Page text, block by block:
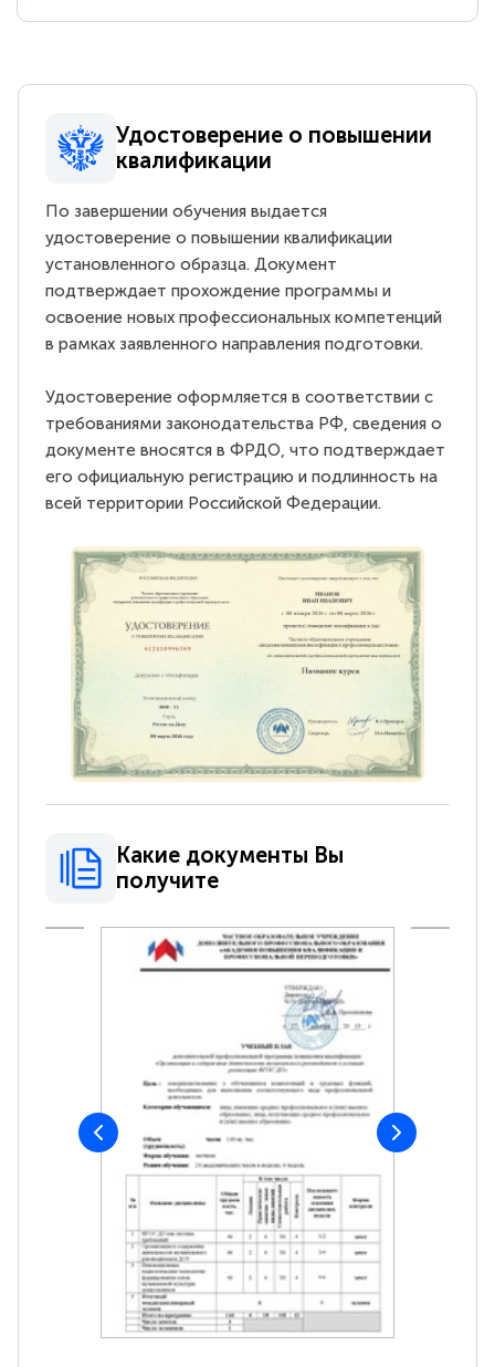
Удостоверение о повышении
квалификации
По завершении обучения выдается
удостоверение о повышении квалификации
установленного образца. Документ
подтверждает прохождение программы и
освоение новых профессиональных компетенций
в рамках заявленного направления подготовки.
Удостоверение оформляется в соответствии с
требованиями законодательства РФ, сведения о
документе вносятся в ФРДО, что подтверждает
его официальную регистрацию и подлинность на
всей территории Российской Федерации.
Какие документы Вы
получите